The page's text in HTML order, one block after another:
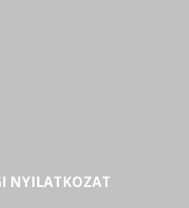
NYILATKOZAT